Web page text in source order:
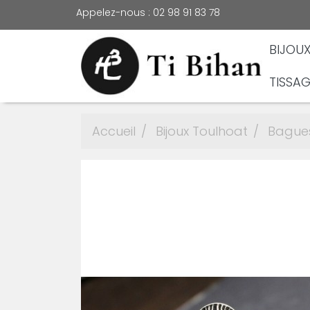
Appelez-nous : 02 98 91 83 78
Accueil Bijoux Toulhoat